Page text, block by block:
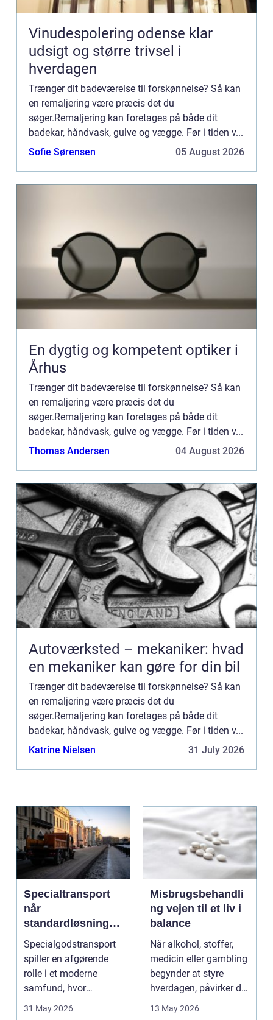
Vinudespolering odense klar
udsigt og større trivsel i
hverdagen
Trænger dit badeværelse til forskønnelse? Så kan
en remaljering være præcis det du
søger.Remaljering kan foretages på både dit
badekar, håndvask, gulve og vægge. Før i tiden v...
Sofie Sørensen
05 August 2026
En dygtig og kompetent optiker i
Århus
Trænger dit badeværelse til forskønnelse? Så kan
en remaljering være præcis det du
søger.Remaljering kan foretages på både dit
badekar, håndvask, gulve og vægge. Før i tiden v...
Thomas Andersen
04 August 2026
Autoværksted – mekaniker: hvad
en mekaniker kan gøre for din bil
Trænger dit badeværelse til forskønnelse? Så kan
en remaljering være præcis det du
søger.Remaljering kan foretages på både dit
badekar, håndvask, gulve og vægge. Før i tiden v...
Katrine Nielsen
31 July 2026
Specialtransport
når
standardløsninger
ikke rækker
Specialgodstransport
spiller en afgørende
rolle i et moderne
samfund, hvor
industrien bliver mere
31 May 2026
Misbrugsbehandli
ng vejen til et liv i
balance
Når alkohol, stoffer,
medicin eller gambling
begynder at styre
hverdagen, påvirker det
ikke kun pers...
13 May 2026